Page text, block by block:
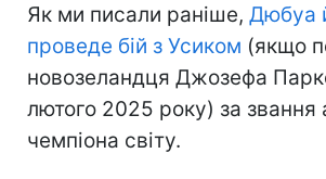
Як ми писали раніше, Дюбуа
проведе бій з Усиком (якщо
новозеландця Джозефа
лютого 2025 року) за звання
чемпіона світу.